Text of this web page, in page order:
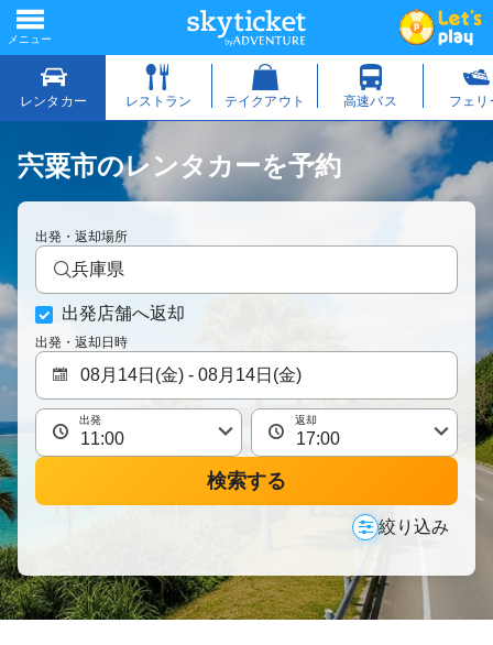
宍粟市のレンタカーを予約
出発・返却場所
兵庫県
出発店舗へ返却
出発・返却日時
出発 返却
検索する
絞り込み